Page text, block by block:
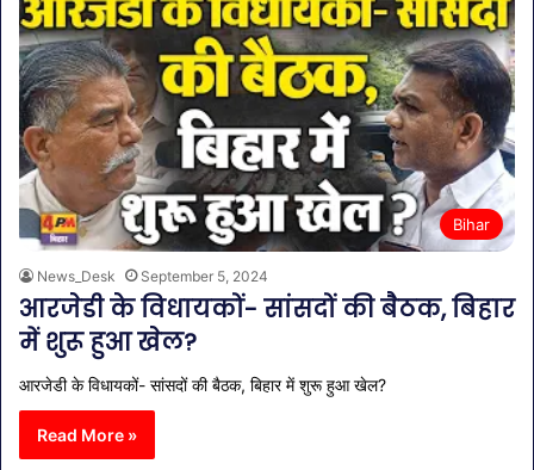
Bihar
News_Desk September 5, 2024
आरजेडी के विधायकों- सांसदों की बैठक, बिहार
में शुरू हुआ खेल?
आरजेडी के विधायकों- सांसदों की बैठक, बिहार में शुरू हुआ खेल?
Read More »